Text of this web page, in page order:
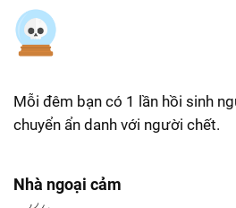
Mỗi đêm bạn có 1 lần hồi sinh
chuyển ẩn danh với người chết.
Nhà ngoại cảm